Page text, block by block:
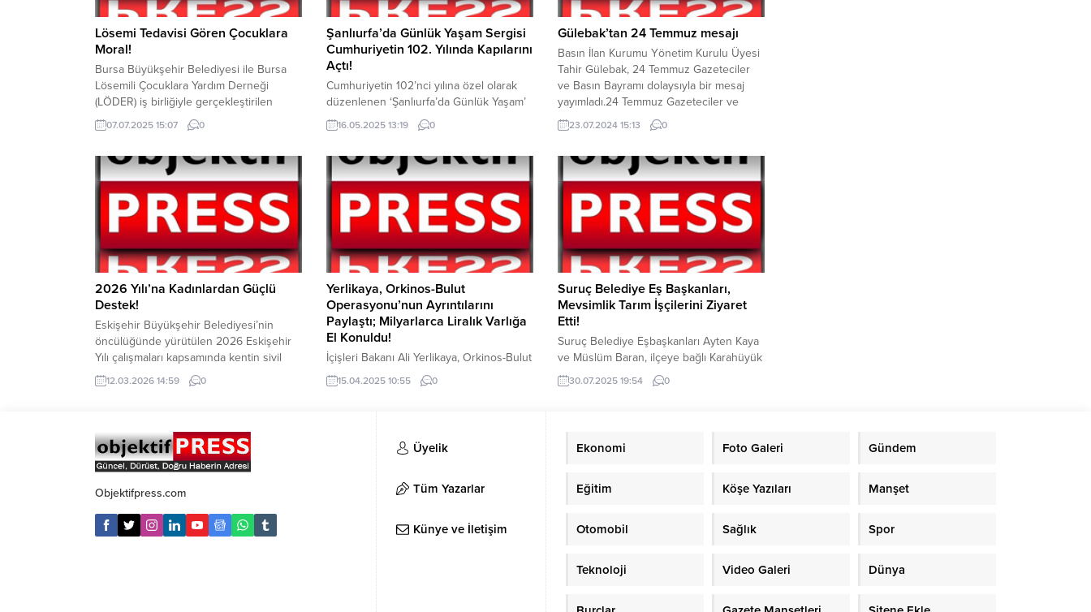
Lösemi Tedavisi Gören Çocuklara
Moral!
Bursa Büyükşehir Belediyesi ile Bursa
Lösemili Çocuklara Yardım Derneği
(LÖDER) iş birliğiyle gerçekleştirilen
etkinlik, Bursa Uludağ Üniversitesi
Sabahattin Gazioğlu Çocuk Hematoloji ve
çocuklara moral oldu. Bursa Büyükşehir
Belediyesi Sağlık İşleri Dairesi
Başkanlığı’na bağlı Halk Sağlığı ve Sağlıklı
Yaşam Şube Müdürlüğü, Bilim Teknoloji
Merkezi, Büyükşehir Belediyesi Satranç...
07.07.2025 15:07 0
Şanlıurfa’da Günlük Yaşam Sergisi
Cumhuriyetin 102. Yılında Kapılarını
Açtı!
Cumhuriyetin 102’nci yılına özel olarak
düzenlenen ‘Şanlıurfa’da Günlük Yaşam’
adlı sergi Vali Hasan Şıldak’ın katılımıyla
kapılarını misafirlerine açtı. Bir ay
kimliğini yansıtan 202 adet eser yer
alacak. Kültür ve Turizm Bakanlığı Kültür
Varlıkları Ve Müzeler Genel
Müdürlüğü’nün ‘102’inci Yılında 102
Sergi” buluşmaları kapsamında Şanlıurfa
Müze...
16.05.2025 13:19 0
Gülebak’tan 24 Temmuz mesajı
Basın İlan Kurumu Yönetim Kurulu Üyesi
Tahir Gülebak, 24 Temmuz Gazeteciler
ve Basın Bayramı dolaysıyla bir mesaj
yayımladı.24 Temmuz Gazeteciler ve
Basın Bayramı 1908 yılında basından
sansürün kaldırıldığı tarihi olarak her yıl
Kurulu Üyesi Tahir Gülebak da 24
Temmuz Gazeteciler ve Basın Bayramı
dolaysıyla bir...
23.07.2024 15:13 0
2026 Yılı’na Kadınlardan Güçlü
Destek!
Eskişehir Büyükşehir Belediyesi’nin
öncülüğünde yürütülen 2026 Eskişehir
Yılı çalışmaları kapsamında kentin sivil
toplum dinamikleri de etkinlikleriyle
sürece katkı sunmaya devam ediyor. Bu
Kadın Platformu tarafından “Kadın Olmak
Paneli” düzenlendi. Panel, Haller Gençlik
Merkezi bünyesindeki Frigya Salonu’nda
yoğun katılımla gerçekleştirildi.
Kadınların...
12.03.2026 14:59 0
Yerlikaya, Orkinos-Bulut
Operasyonu’nun Ayrıntılarını
Paylaştı; Milyarlarca Liralık Varlığa
El Konuldu!
İçişleri Bakanı Ali Yerlikaya, Orkinos-Bulut
Operasyonu’nun detaylarını paylaştı.
Uluslararası uyuşturucu tacirlerine
gözaltına alındı. Yerlikaya; “Sabah
saatlerinde, çok büyük bir operasyon
gerçekleştirdik. Bu operasyon, ulusal ve
uluslararası boyutta uyuşturucu madde
ticareti yapan, ve bu suçtan elde ettikleri
gelirleri aklamaya çalışan, organize suç
örgütlerinin üst düzey üyelerine
yönelikti.”...
15.04.2025 10:55 0
Suruç Belediye Eş Başkanları,
Mevsimlik Tarım İşçilerini Ziyaret
Etti!
Suruç Belediye Eşbaşkanları Ayten Kaya
ve Müslüm Baran, ilçeye bağlı Karahüyük
(Qeruk) kırsal mahallesinde bulunan çiftçi
ve mevsimlik işçileri tarlalarında ziyaret
Baran, tarımsal üretimin Suruç için hayati
belediye olarak çiftçilerin her zaman...
30.07.2025 19:54 0
Objektifpress.com
Üyelik
Tüm Yazarlar
Künye ve İletişim
Ekonomi Foto Galeri Gündem
Eğitim Köşe Yazıları Manşet
Otomobil Sağlık Spor
Teknoloji Video Galeri Dünya